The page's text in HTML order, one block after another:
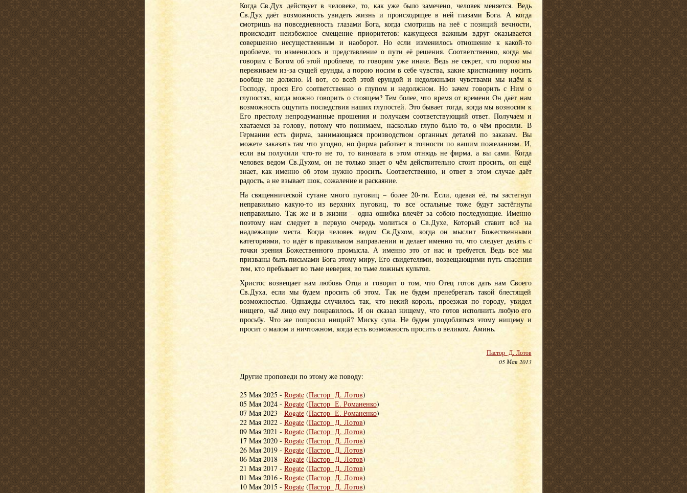
Когда Св.Дух действует в человеке, то, как уже было замечено, человек меняется. Ведь
Св.Дух даёт возможность увидеть жизнь и происходящее в ней глазами Бога. А когда
смотришь на повседневность глазами Бога, когда смотришь на неё с позиций вечности,
происходит неизбежное смещение приоритетов: кажущееся важным вдруг оказывается
совершенно несущественным и наоборот. Но если изменилось отношение к какой-то
проблеме, то изменилось и представление о пути её решения. Соответственно, когда мы
говорим с Богом об этой проблеме, то говорим уже иначе. Ведь не секрет, что порою мы
переживаем из-за сущей ерунды, а порою носим в себе чувства, какие христианину носить
вообще не должно. И вот, со всей этой ерундой и недолжными чувствами мы идём к
Господу, прося Его соответственно о глупом и недолжном. Но зачем говорить с Ним о
глупостях, когда можно говорить о стоящем? Тем более, что время от времени Он даёт нам
возможность ощутить последствия наших глупостей. Это бывает тогда, когда мы возносим к
Его престолу непродуманные прошения и получаем соответствующий ответ. Получаем и
хватаемся за голову, потому что понимаем, насколько глупо было то, о чём просили. В
Германии есть фирма, занимающаяся производством органных деталей по заказам. Вы
можете заказать там что угодно, но фирма работает в точности по вашим пожеланиям. И,
если вы получили что-то не то, то виновата в этом отнюдь не фирма, а вы сами. Когда
человек ведом Св.Духом, он не только знает о чём действительно стоит просить, он ещё
знает, как именно об этом нужно просить. Соответственно, и ответ в этом случае даёт
радость, а не взывает шок, сожаление и раскаяние.
На священнической сутане много пуговиц – более 20-ти. Если, одевая её, ты застегнул
неправильно какую-то из верхних пуговиц, то все остальные тоже будут застёгнуты
неправильно. Так же и в жизни – одна ошибка влечёт за собою последующие. Именно
поэтому нам следует в первую очередь молиться о Св.Духе, Который ставит всё на
надлежащие места. Когда человек ведом Св.Духом, когда он мыслит Божественными
категориями, то идёт в правильном направлении и делает именно то, что следует делать с
точки зрения Божественного промысла. А именно это от нас и требуется. Ведь все мы
призваны быть письмами Бога этому миру, Его свидетелями, возвещающими путь спасения
тем, кто пребывает во тьме неверия, во тьме ложных культов.
Христос возвещает нам любовь Отца и говорит о том, что Отец готов дать нам Своего
Св.Духа, если мы будем просить об этом. Так не будем пренебрегать такой блестящей
возможностью. Однажды случилось так, что некий король, проезжая по городу, увидел
нищего, чьё лицо ему понравилось. И он сказал нищему, что готов исполнить любую его
просьбу. Что же попросил нищий? Миску супа. Не будем уподобляться этому нищему и
просит о малом и ничтожном, когда есть возможность просить о великом. Аминь.
Пастор Д. Лотов
05 Мая 2013
Другие проповеди по этому же поводу:
25 Мая 2025 - Rogate(Пастор Д. Лотов)
05 Мая 2024 - Rogate(Пастор Е. Романенко)
07 Мая 2023 - Rogate(Пастор Е. Романенко)
22 Мая 2022 - Rogate(Пастор Д. Лотов)
09 Мая 2021 - Rogate(Пастор Д. Лотов)
17 Мая 2020 - Rogate(Пастор Д. Лотов)
26 Мая 2019 - Rogate(Пастор Д. Лотов)
06 Мая 2018 - Rogate(Пастор Д. Лотов)
21 Мая 2017 - Rogate(Пастор Д. Лотов)
01 Мая 2016 - Rogate(Пастор Д. Лотов)
10 Мая 2015 - Rogate(Пастор Д. Лотов)